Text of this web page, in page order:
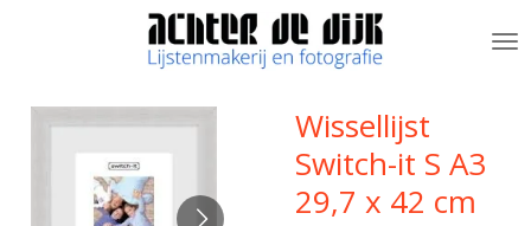
de
Wissellijst
Switch-it S A3
29,7 x 42 cm